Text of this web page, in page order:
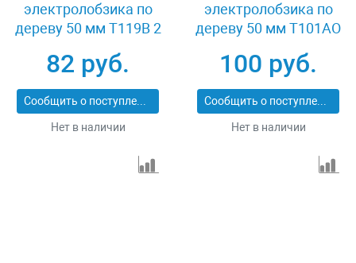
электролобзика по
дереву 50 мм T119B 2
82 руб.
Сообщить о поступлении
Нет в наличии
электролобзика по
дереву 50 мм T101AO
1.3_z01
100 руб.
Сообщить о поступлении
Нет в наличии